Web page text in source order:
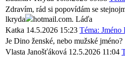
Zdravím, rád si popovídám se
lkryda
hotmail.com. Láďa
Katka 14.5.2026 15:23 Téma: Jméno
Je Dino ženské, nebo mužské jméno?
Vlasta Janošťáková 12.5.2026 11:04